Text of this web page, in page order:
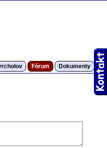
Fórum Dokumenty